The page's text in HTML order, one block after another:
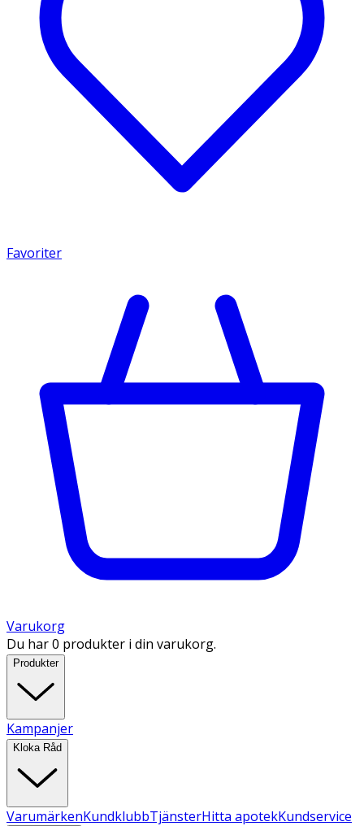
Favoriter
Varukorg
Du har 0 produkter i din varukorg.
Produkter
Kampanjer
Kloka Råd
VarumärkenKundklubbTjänsterHitta apotekKundservice